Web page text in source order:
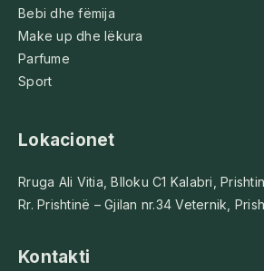
Bebi dhe fëmija
Make up dhe lëkura
Parfume
Sport
Lokacionet
Rruga Ali Vitia, Blloku C1 Kalabri,
Rr. Prishtinë – Gjilan nr.34 Veternik,
Kontakti